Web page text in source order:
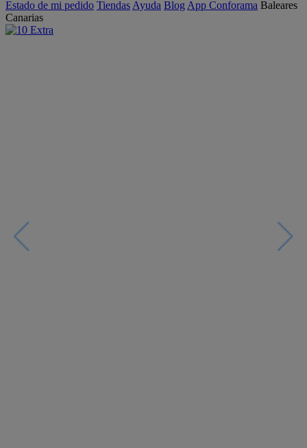
Estado de mi pedido Tiendas Ayuda Blog App Conforama Baleares
Canarias